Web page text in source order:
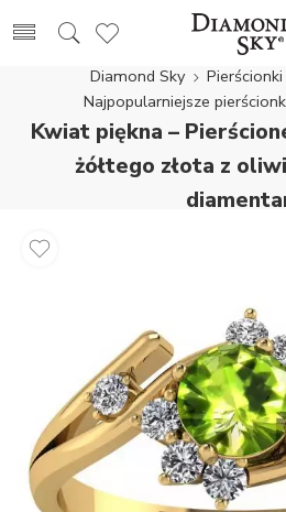
Diamond Sky
Najpopularniejsze
Kwiat piękna –
żółtego złota z